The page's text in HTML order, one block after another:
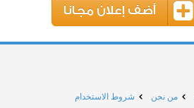
أضف إعلان مجانا
من نحن شروط الاستخدام